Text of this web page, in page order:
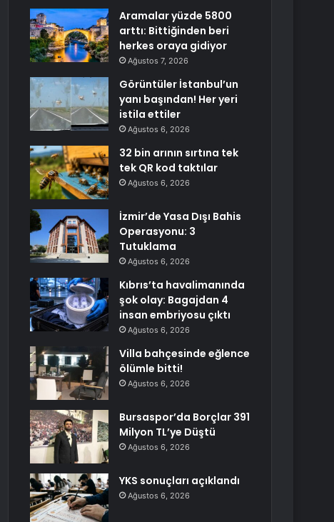
Aramalar yüzde 5800
arttı: Bittiğinden beri
herkes oraya gidiyor
Ağustos 7, 2026
Görüntüler İstanbul’un
yanı başından! Her yeri
istila ettiler
Ağustos 6, 2026
32 bin arının sırtına tek
tek QR kod taktılar
Ağustos 6, 2026
İzmir’de Yasa Dışı Bahis
Operasyonu: 3
Tutuklama
Ağustos 6, 2026
Kıbrıs’ta havalimanında
şok olay: Bagajdan 4
insan embriyosu çıktı
Ağustos 6, 2026
Villa bahçesinde eğlence
ölümle bitti!
Ağustos 6, 2026
Bursaspor’da Borçlar 391
Milyon TL’ye Düştü
Ağustos 6, 2026
YKS sonuçları açıklandı
Ağustos 6, 2026